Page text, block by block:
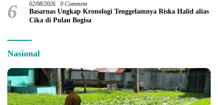
6 02/08/2026 0 Comment
Basarnas Ungkap Kronologi Tenggelamnya Riska Halid alias
Cika di Pulau Bogisa
Nasional